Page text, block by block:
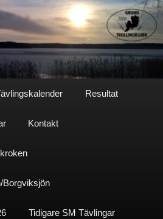
Resultat
Kontakt
Borgviksjön
Tidigare SM Tävlingar